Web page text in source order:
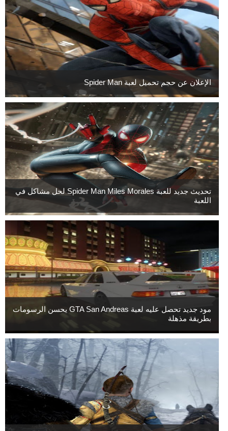
الإعلان عن حجم تحميل لعبة Spider Man
تحديث جديد للعبة Spider Man Miles Morales لحل مشاكل في
اللعبة
مود جديد تحصل عليه لعبة GTA San Andreas يحسن الرسومات
بطريقة مذهلة